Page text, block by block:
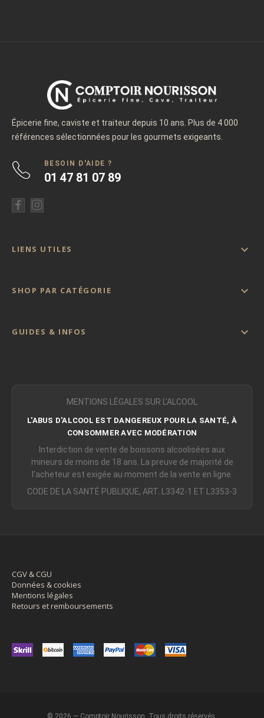
Épicerie fine, caviste et traiteur depuis 10 ans. Plus de 4 000
références sélectionnées pour les gourmets exigeants.
BESOIN D'AIDE ?
01 47 81 07 89
LIENS UTILES 
SHOP PAR CATÉGORIE 
GUIDES & INFOS 
MENTIONS LÉGALES SUR L'ALCOOL
L'ABUS D'ALCOOL EST DANGEREUX POUR LA SANTÉ, À
CONSOMMER AVEC MODÉRATION
Interdiction de vente de boissons alcoolisées aux
mineurs de moins de 18 ans. La preuve de majorité de
l'acheteur est exigée au moment de la vente en ligne.
CODE DE LA SANTÉ PUBLIQUE, ART. L3342-1 ET L3353-3
CGV & CGU
Données & cookies
Mentions légales
Retours et remboursements